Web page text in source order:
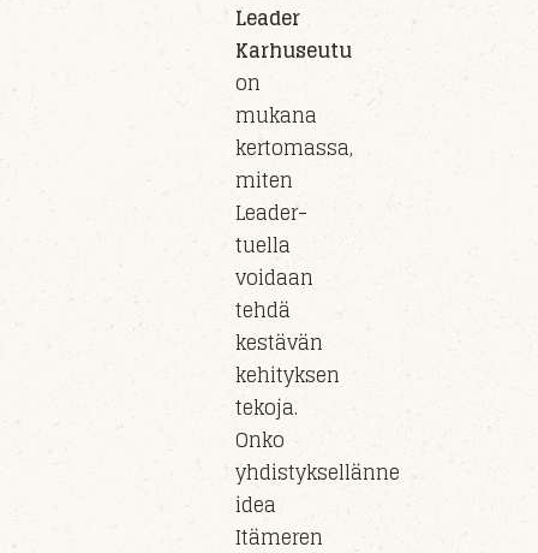
Leader
Karhuseutu
on
mukana
kertomassa,
miten
Leader-
tuella
voidaan
tehdä
kestävän
kehityksen
tekoja.
Onko
yhdistyksellänne
idea
Itämeren